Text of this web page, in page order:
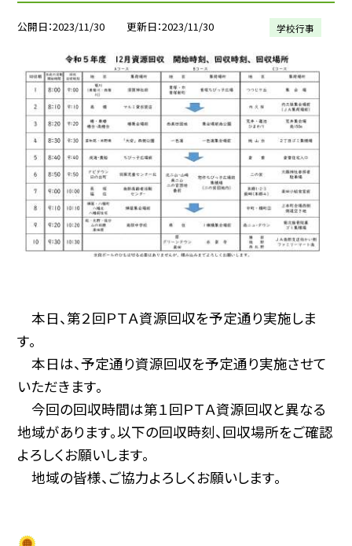
公開日 2023/11/30 更新日 2023/11/30 学校行事
本日、第２回ＰＴＡ資源回収を予定通り実施しま
す。
本日は、予定通り資源回収を予定通り実施させて
いただきます。
今回の回収時間は第１回ＰＴＡ資源回収と異なる
地域があります。以下の回収時刻、回収場所をご確認
よろしくお願いします。
地域の皆様、ご協力よろしくお願いします。